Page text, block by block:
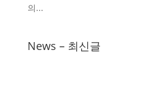
의...
News – 최신글